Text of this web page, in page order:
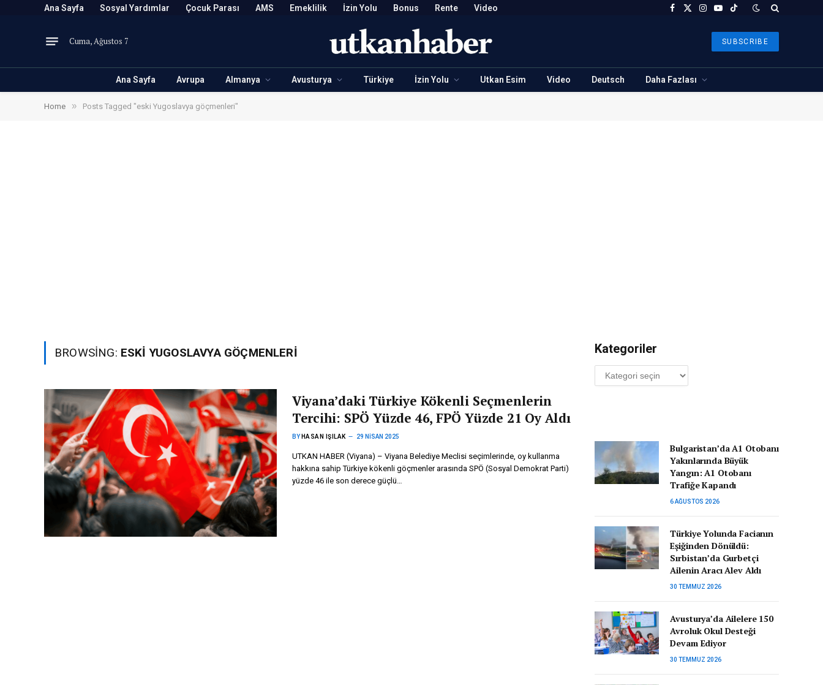
Ana Sayfa Sosyal Yardımlar Çocuk Parası AMS Emeklilik İzin Yolu Bonus Rente Video Facebook
X
Instagram
YouTubeTikTok
Cuma, Ağustos 7 SUBSCRIBE
Ana Sayfa Avrupa Almanya Avusturya Türkiye İzin Yolu Utkan Esim Video Deutsch Daha Fazlası
Home » Posts Tagged "eski Yugoslavya göçmenleri"
BROWSING: ESKI YUGOSLAVYA GÖÇMENLERI
Viyana’daki Türkiye Kökenli Seçmenlerin
Tercihi: SPÖ Yüzde 46, FPÖ Yüzde 21 Oy Aldı
BY HASAN IŞILAK 29 NISAN 2025
UTKAN HABER (Viyana) – Viyana Belediye Meclisi seçimlerinde, oy kullanma
hakkına sahip Türkiye kökenli göçmenler arasında SPÖ (Sosyal Demokrat Parti)
yüzde 46 ile son derece güçlü…
Kategoriler
Kategoriler
Bulgaristan’da A1 Otobanı
Yakınlarında Büyük
Yangın: A1 Otobanı
Trafiğe Kapandı
6 AĞUSTOS 2026
Türkiye Yolunda Facianın
Eşiğinden Dönüldü:
Sırbistan’da Gurbetçi
Ailenin Aracı Alev Aldı
30 TEMMUZ 2026
Avusturya’da Ailelere 150
Avroluk Okul Desteği
Devam Ediyor
30 TEMMUZ 2026